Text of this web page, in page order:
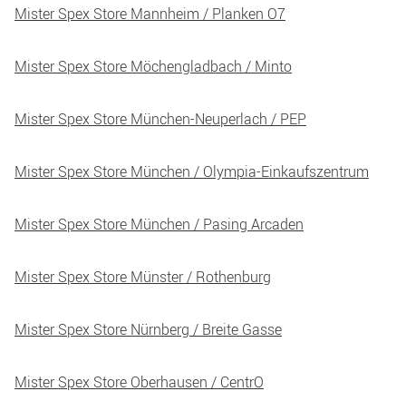
Mister Spex Store Mannheim / Planken O7
Mister Spex Store Möchengladbach / Minto
Mister Spex Store München-Neuperlach / PEP
Mister Spex Store München / Olympia-Einkaufszentrum
Mister Spex Store München / Pasing Arcaden
Mister Spex Store Münster / Rothenburg
Mister Spex Store Nürnberg / Breite Gasse
Mister Spex Store Oberhausen / CentrO